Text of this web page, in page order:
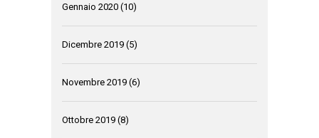
Gennaio 2020 (10)
Dicembre 2019 (5)
Novembre 2019 (6)
Ottobre 2019 (8)